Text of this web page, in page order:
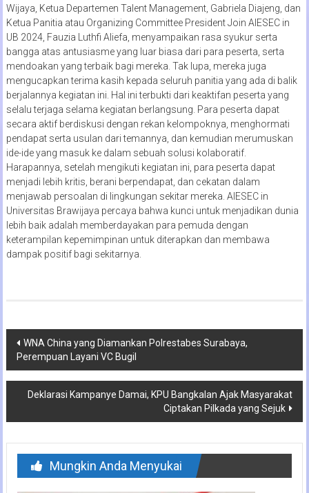
Wijaya, Ketua Departemen Talent Management, Gabriela Diajeng, dan
Ketua Panitia atau Organizing Committee President Join AIESEC in
UB 2024, Fauzia Luthfi Aliefa, menyampaikan rasa syukur serta
bangga atas antusiasme yang luar biasa dari para peserta, serta
mendoakan yang terbaik bagi mereka. Tak lupa, mereka juga
mengucapkan terima kasih kepada seluruh panitia yang ada di balik
berjalannya kegiatan ini. Hal ini terbukti dari keaktifan peserta yang
selalu terjaga selama kegiatan berlangsung. Para peserta dapat
secara aktif berdiskusi dengan rekan kelompoknya, menghormati
pendapat serta usulan dari temannya, dan kemudian merumuskan
ide-ide yang masuk ke dalam sebuah solusi kolaboratif.
Harapannya, setelah mengikuti kegiatan ini, para peserta dapat
menjadi lebih kritis, berani berpendapat, dan cekatan dalam
menjawab persoalan di lingkungan sekitar mereka. AIESEC in
Universitas Brawijaya percaya bahwa kunci untuk menjadikan dunia
lebih baik adalah memberdayakan para pemuda dengan
keterampilan kepemimpinan untuk diterapkan dan membawa
dampak positif bagi sekitarnya.
Navigasi
pos
WNA China yang Diamankan Polrestabes Surabaya,
Perempuan Layani VC Bugil
Deklarasi Kampanye Damai, KPU Bangkalan Ajak Masyarakat
Ciptakan Pilkada yang Sejuk
Mungkin Anda Menyukai